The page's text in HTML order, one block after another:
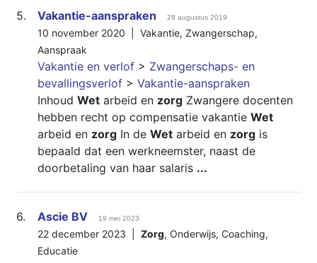
5. Vakantie-aanspraken 28 augustus 2019
10 november 2020 | Vakantie, Zwangerschap,
Aanspraak
Vakantie en verlof > Zwangerschaps- en
bevallingsverlof > Vakantie-aanspraken
Inhoud Wet arbeid en zorg Zwangere docenten
hebben recht op compensatie vakantie Wet
arbeid en zorg In de Wet arbeid en zorg is
bepaald dat een werkneemster, naast de
doorbetaling van haar salaris ...
6. Ascie BV 19 mei 2023
22 december 2023 | Zorg, Onderwijs, Coaching,
Educatie